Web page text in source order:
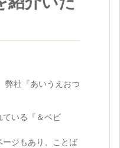
弊社『あいうえおつ
ている『＆ベビ
ジもあり、ことば